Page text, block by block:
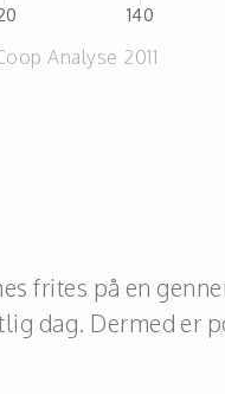
Analyse 2011
frites på en
dag. Dermed er